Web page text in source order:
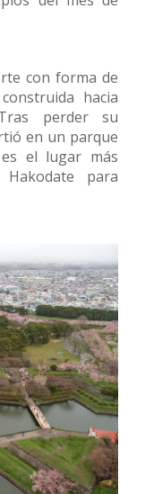
con forma de
hacia
perder su
en un parque
el lugar más
para